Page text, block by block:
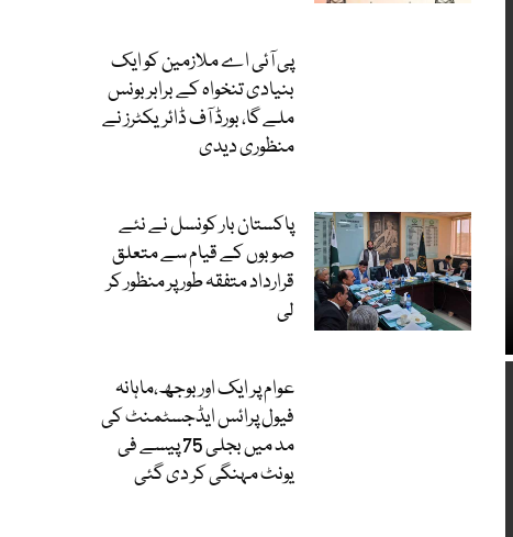
پی آئی اے ملازمین کو ایک
بنیادی تنخواہ کے برابر بونس
ملے گا، بورڈ آف ڈائریکٹرز نے
منظوری دیدی
پاکستان بار کونسل نے نئے
صوبوں کے قیام سے متعلق
قرارداد متفقہ طور پر منظور کر
لی
عوام پر ایک اور بوجھ،ماہانہ
فیول پرائس ایڈجسٹمنٹ کی
مد میں بجلی 75 پیسے فی
یونٹ مہنگی کر دی گئی